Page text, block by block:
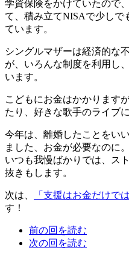
学資保険をかけていたので
て、積み立てNISAで少しで
ています。
シングルマザーは経済的な
が、いろんな制度を利用し
います。
こどもにお金はかかります
たり、好きな歌手のライブ
今年は、離婚したことをい
ました、お金が必要なのに。
いつも我慢ばかりでは、ス
抜きもします。
次は、 「支援はお金だけで
す！
前の回を読む
次の回を読む